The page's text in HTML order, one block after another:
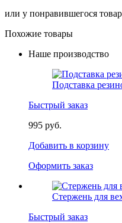
или у понравившегося
Похожие товары
Наше производство
Подставка
Быстрый заказ
995 руб.
Добавить в корзину
Оформить заказ
Стержень для
Быстрый заказ